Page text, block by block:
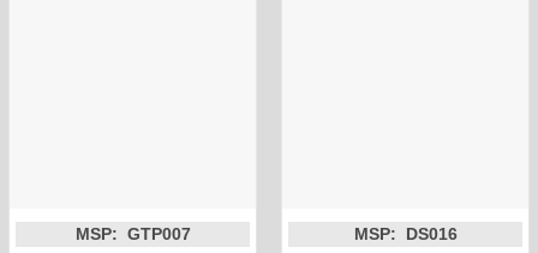
MSP: GTP007 MSP: DS016